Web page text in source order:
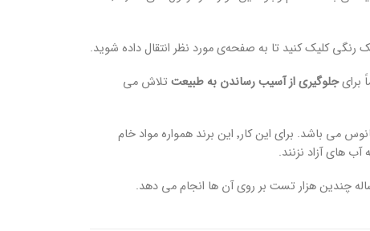
جلوگیری از آسیب رساندن به طبیعتتلاش می
یکی از مسائل بسیار مهمی که این برند به آن توجه می کند؛ جلوگیری از آسیب رساندن به دریاها و اقیانوس می باشد. برای این کار٬ این برند همواره مواد خام